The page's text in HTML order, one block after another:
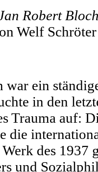
Robert
Welf Schröter
war ein
in den
Trauma auf:
die
des
und